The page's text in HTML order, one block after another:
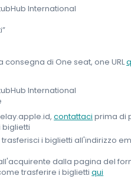
International
di One seat, one URL
International
contattaci prima di
i biglietti all'indirizzo
dalla pagina del
trasferire i bigliettiqui